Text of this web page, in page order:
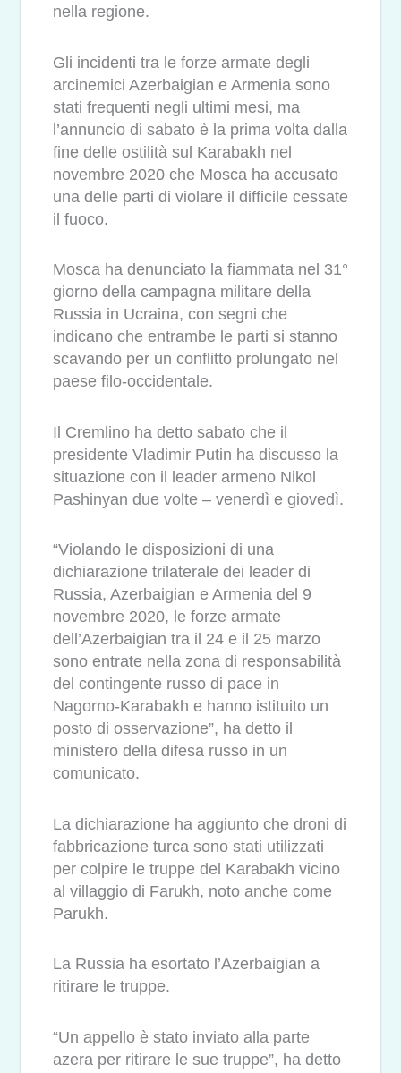
nella regione.
Gli incidenti tra le forze armate degli
arcinemici Azerbaigian e Armenia sono
stati frequenti negli ultimi mesi, ma
l’annuncio di sabato è la prima volta dalla
fine delle ostilità sul Karabakh nel
novembre 2020 che Mosca ha accusato
una delle parti di violare il difficile cessate
il fuoco.
Mosca ha denunciato la fiammata nel 31°
giorno della campagna militare della
Russia in Ucraina, con segni che
indicano che entrambe le parti si stanno
scavando per un conflitto prolungato nel
paese filo-occidentale.
Il Cremlino ha detto sabato che il
presidente Vladimir Putin ha discusso la
situazione con il leader armeno Nikol
Pashinyan due volte – venerdì e giovedì.
“Violando le disposizioni di una
dichiarazione trilaterale dei leader di
Russia, Azerbaigian e Armenia del 9
novembre 2020, le forze armate
dell’Azerbaigian tra il 24 e il 25 marzo
sono entrate nella zona di responsabilità
del contingente russo di pace in
Nagorno-Karabakh e hanno istituito un
posto di osservazione”, ha detto il
ministero della difesa russo in un
comunicato.
La dichiarazione ha aggiunto che droni di
fabbricazione turca sono stati utilizzati
per colpire le truppe del Karabakh vicino
al villaggio di Farukh, noto anche come
Parukh.
La Russia ha esortato l’Azerbaigian a
ritirare le truppe.
“Un appello è stato inviato alla parte
azera per ritirare le sue truppe”, ha detto